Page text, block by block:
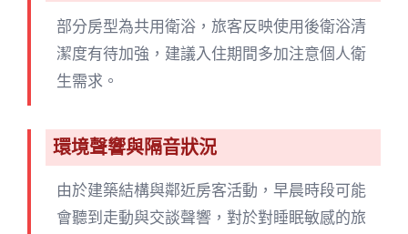
部分房型為共用衛浴，旅客反映使用後衛浴清
潔度有待加強，建議入住期間多加注意個人衛
生需求。
環境聲響與隔音狀況
由於建築結構與鄰近房客活動，早晨時段可能
會聽到走動與交談聲響，對於對睡眠敏感的旅